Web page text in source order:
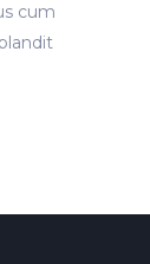
cum